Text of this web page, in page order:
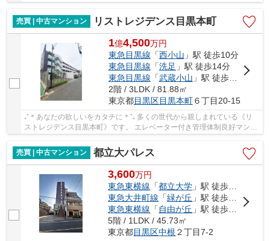
億円超の管理体制良好な物件です。 エレベータ...
売買 | 中古マンション
リストレジデンス目黒本町
1億4,500万円
東急目黒線 「西小山 」駅 徒歩10分
東急目黒線 「洗足 」駅 徒歩14分
東急目黒線 「武蔵小山 」駅 徒歩15分
2階 / 3LDK / 81.88㎡
東京都目黒区目黒本町６丁目20-15
₊⁺＊あなたの欲しいをカタチに＊⁺₊ 多くの世代から親しまれている《リ
ストレジデンス目黒本町》です。 エレベーター付き管理体制良好マンシ
ョン！ 周辺の住環境が整っているため、子育...
売買 | 中古マンション
都立大パレス
3,600万円
東急東横線 「都立大学 」駅 徒歩6分
東急大井町線 「緑が丘 」駅 徒歩11分
東急東横線 「 自由が丘 」駅 徒歩18分
5階 / 1LDK / 45.73㎡
東京都目黒区中根 ２丁目7-2